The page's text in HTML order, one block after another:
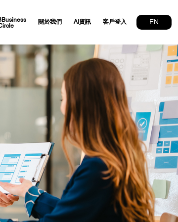
關於我們 AI資訊 客戶登入 EN